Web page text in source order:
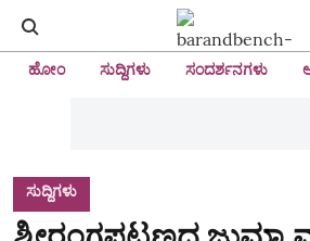
ಹೋಂ ಸುದ್ದಿಗಳು ಸಂದರ್ಶನಗಳು
ಸುದ್ದಿಗಳು